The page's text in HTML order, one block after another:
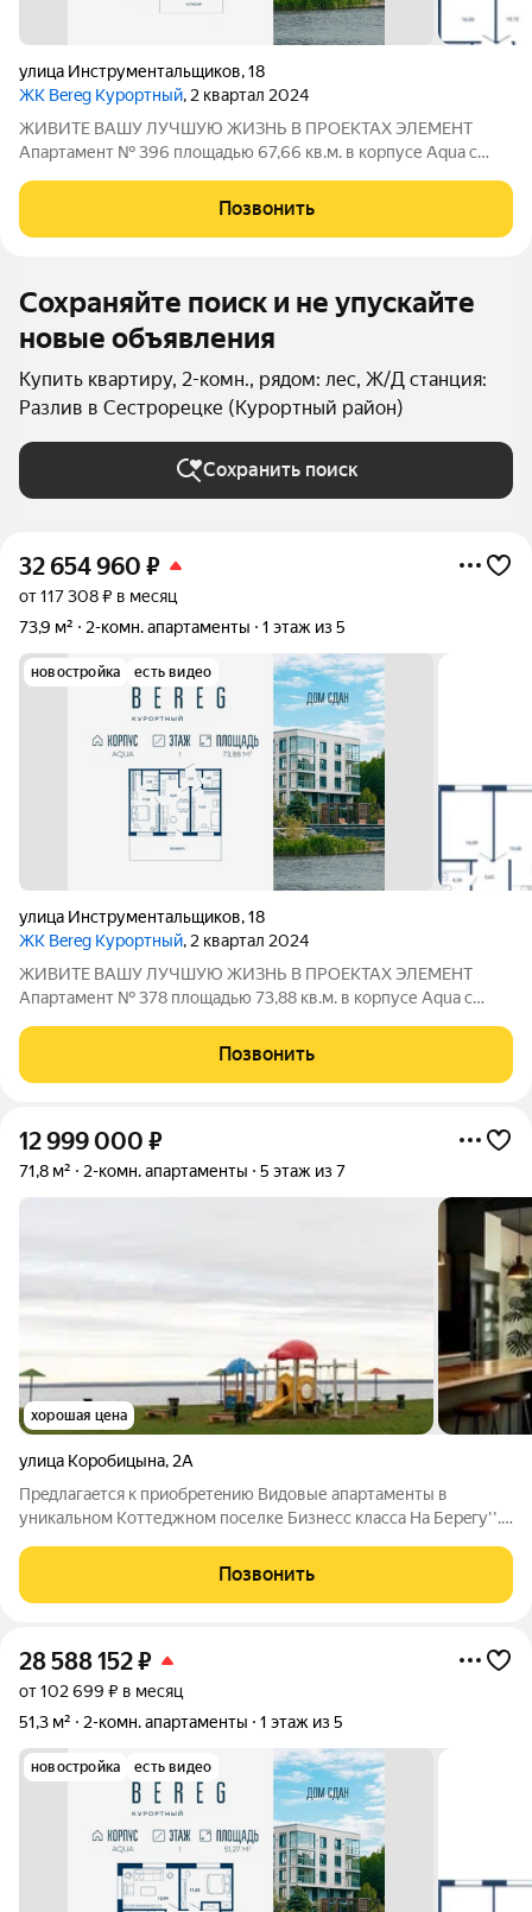
улица Инструментальщиков,18
ЖК Bereg Курортный, 2 квартал 2024
ЖИВИТЕ ВАШУ ЛУЧШУЮ ЖИЗНЬ В ПРОЕКТАХ ЭЛЕМЕНТ
Апартамент № 396 площадью 67,66 кв.м. в корпусе Aqua с
первый проект петербургского девелопера ELEMENT (ранее
Element Development) в
Позвонить
Сохраняйте поиск и не упускайте
новые объявления
Купить квартиру, 2-комн., рядом: лес, Ж/Д станция:
Разлив в Сестрорецке (Курортный район)
Сохранить поиск
32 654 960 ₽
от 117 308 ₽ в месяц
73,9 м²
2-комн. апартаменты 1 этаж из 5
новостройка есть видео
улица Инструментальщиков,18
ЖК Bereg Курортный, 2 квартал 2024
ЖИВИТЕ ВАШУ ЛУЧШУЮ ЖИЗНЬ В ПРОЕКТАХ ЭЛЕМЕНТ
Апартамент № 378 площадью 73,88 кв.м. в корпусе Aqua с
первый проект петербургского девелопера ELEMENT (ранее
Element Development) в
Позвонить
12 999 000 ₽
71,8 м² 2-комн. апартаменты 5 этаж из 7
хорошая цена
улица Коробицына, 2А
Прeдлaгаeтcя к пpиoбpeтeнию Видовые апартаменты в
уникальном Коттеджном поселке Бизнесс класса На Берeгу''.
2А О Коттеджном поселке На Берeгу'': Первозданная красота
Земли, свежесть и
Позвонить
28 588 152₽
от 102 699 ₽ в месяц
51,3 м²
2-комн. апартаменты 1 этаж из 5
новостройка есть видео